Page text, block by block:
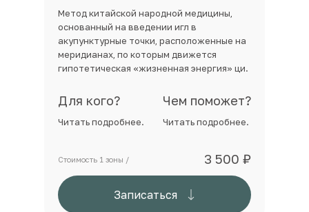
Для кого? Чем поможет?
Читать подробнее.
3 500 ₽
Стоимость 1 зоны /
Читать подробнее.
Метод китайской народной медицины,
основанный на введении игл в
акупунктурные точки, расположенные на
меридианах, по которым движется
гипотетическая «жизненная энергия» ци.
Записаться